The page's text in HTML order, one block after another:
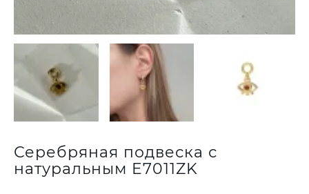
Серебряная подвеска с
натуральным E7011ZK